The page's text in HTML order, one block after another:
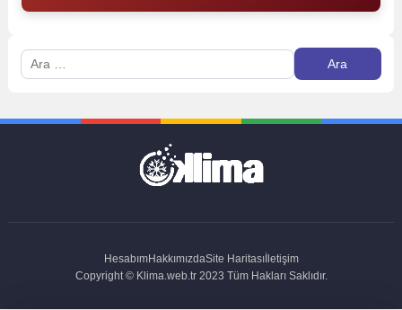
Arama:
HesabımHakkımızdaSite Haritasıİletişim
Copyright © Klima.web.tr 2023 Tüm Hakları Saklıdır.